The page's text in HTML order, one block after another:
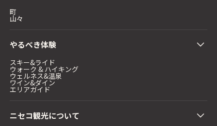
町
山々
やるべき体験
スキー&ライド
ウォーク & ハイキング
ウェルネス&温泉
ワイン&ダイン
エリアガイド
ニセコ観光について